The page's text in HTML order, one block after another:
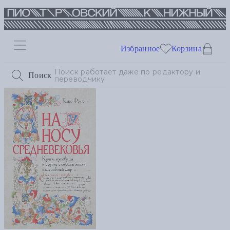
Поиск
Избранное Корзина